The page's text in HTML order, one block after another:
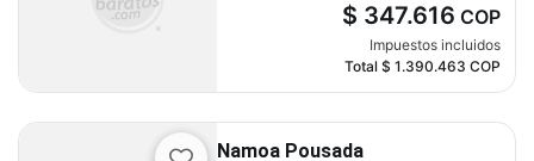
$ 347.616 COP
Impuestos incluidos
Total $ 1.390.463 COP
Namoa Pousada